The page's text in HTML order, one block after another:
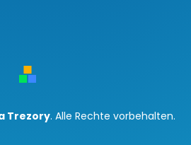
Trezory. Alle Rechte vorbehalten.